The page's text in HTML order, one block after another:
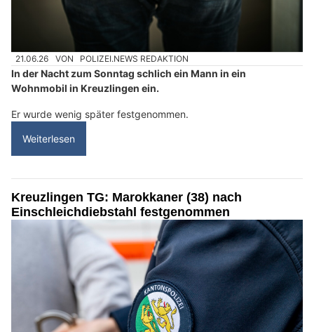
21.06.26 VON POLIZEI.NEWS REDAKTION
In der Nacht zum Sonntag schlich ein Mann in ein
Wohnmobil in Kreuzlingen ein.
Er wurde wenig später festgenommen.
Weiterlesen
Kreuzlingen TG: Marokkaner (38) nach
Einschleichdiebstahl festgenommen